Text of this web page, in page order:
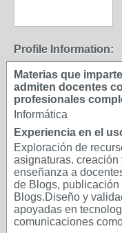
Profile Information:
Materias que
admiten docentes
profesionales
Informática
Experiencia en el
Exploración de
asignaturas.
enseñanza a
de Blogs,
Blogs.Diseño y
apoyadas en
comunicaciones